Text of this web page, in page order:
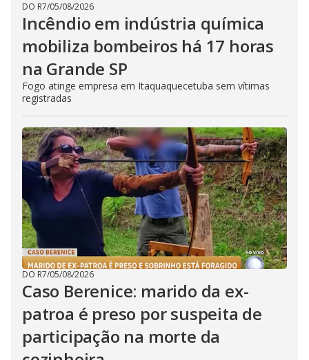
DO R7/05/08/2026
Incêndio em indústria química
mobiliza bombeiros há 17 horas
na Grande SP
Fogo atinge empresa em Itaquaquecetuba sem vítimas
registradas
DO R7/05/08/2026
Caso Berenice: marido da ex-
patroa é preso por suspeita de
participação na morte da